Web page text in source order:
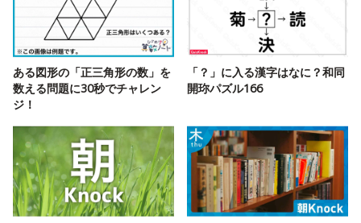
ある図形の「正三角形の数」を
数える問題に30秒でチャレン
ジ！
「？」に入る漢字はなに？和同
開珎パズル166